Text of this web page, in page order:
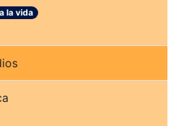
la vida